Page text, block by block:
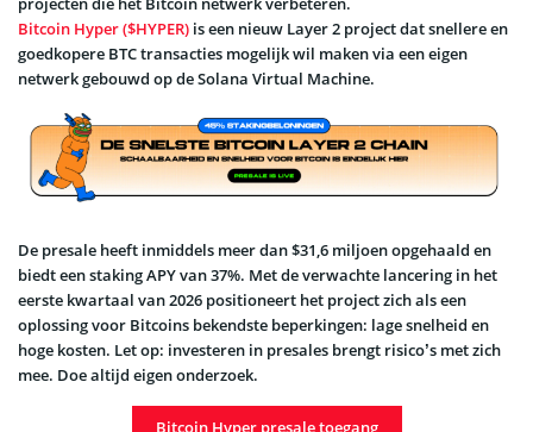
Bitcoin Hyper ($HYPER) is een nieuw Layer 2 project dat snellere en
goedkopere BTC transacties mogelijk wil maken via een eigen
netwerk gebouwd op de Solana Virtual Machine.
De presale heeft inmiddels meer dan $31,6 miljoen opgehaald en
biedt een staking APY van 37%. Met de verwachte lancering in het
eerste kwartaal van 2026 positioneert het project zich als een
oplossing voor Bitcoins bekendste beperkingen: lage snelheid en
hoge kosten. Let op: investeren in presales brengt risico’s met zich
mee. Doe altijd eigen onderzoek.
Bitcoin Hyper presale toegang